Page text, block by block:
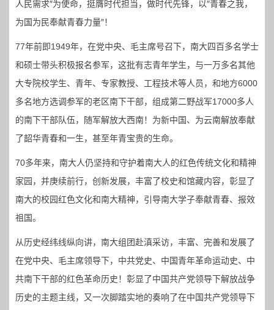
人民需求″为使命，挺膺时代担当，做时代先锋，以″青春之我，
为国为民奉献青春力量″！
77年前即1949年，在党中央、毛主席号召下，南大四百多名学士
和硕士带头积极报名参军，这批有志青年学生，与一万多名其他
大专院校学生、青年、专家教授、工程技术等人员，和地方6000
多名地方选调参军的老区南下干部，组成第二野战军17000多人
的南下干部队伍，随军解放大西南！为新中国、为云南解放奉献
了韶华青春和一生，甚至年青宝贵的生命。
70多年来，南大人仍坚持和守护着南大人的红色传统文化和精神
家园，并庚续前行，创新发展，丰富了校史和馆藏内容，彰显了
南大的校园红色文化和南大精神，引导南大学子奉献青春、报效
祖国。
从历史经纬线纵向讲，南大组团赴滇采访，丰富、完善和发展了
在党中央、毛主席领导下，中共党史、中国青年革命运动史、中
共南下干部的红色革命历史！彰显了中国共产党领导下解放战争
历史的主题主线，又一次脚踏实地的奏响了在中国共产党领导下